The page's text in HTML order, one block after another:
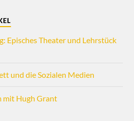
Episches Theater und Lehrstück
und die Sozialen Medien
mit Hugh Grant